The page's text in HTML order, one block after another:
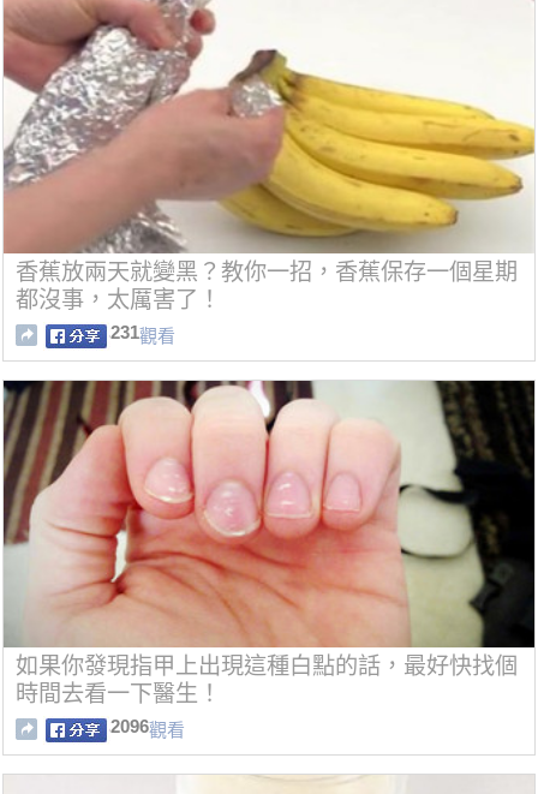
香蕉放兩天就變黑？教你一招，香蕉保存一個星期
都沒事，太厲害了！
231觀看
如果你發現指甲上出現這種白點的話，最好快找個
時間去看一下醫生！
2096觀看